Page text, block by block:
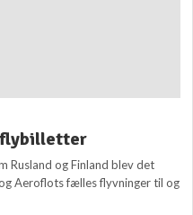
flybilletter
Rusland og Finland blev det
Aeroflots fælles flyvninger til og